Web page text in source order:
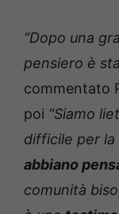
“Dopo una
pensiero è
commentato
poi “Siamo
difficile per la
abbiano
comunità